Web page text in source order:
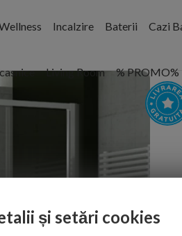
Incalzire Baterii Cazi
Living Room % PROMO%
și setări cookies